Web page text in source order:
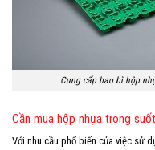
Cung cấp bao bì hộp
Cần mua hộp nhựa trong
Với nhu cầu phổ biến của việc sử